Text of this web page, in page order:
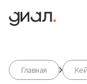
Главная